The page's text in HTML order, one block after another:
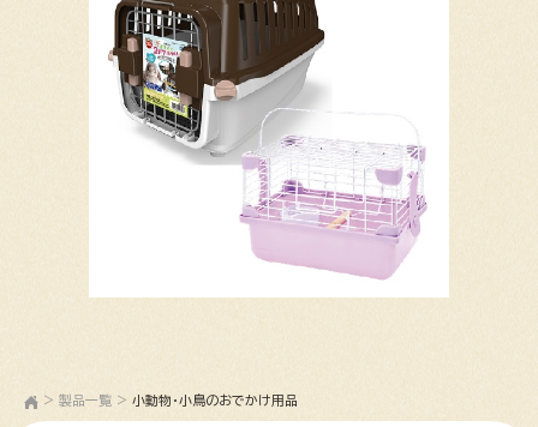
> 製品一覧 > 小動物・小鳥のおでかけ用品